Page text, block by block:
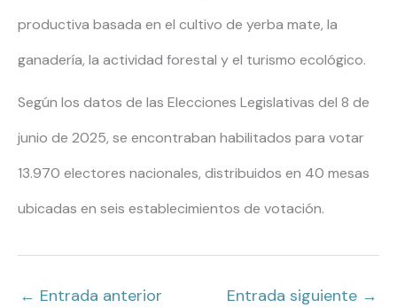
productiva basada en el cultivo de yerba mate, la
ganadería, la actividad forestal y el turismo ecológico.
Según los datos de las Elecciones Legislativas del 8 de
junio de 2025, se encontraban habilitados para votar
13.970 electores nacionales, distribuidos en 40 mesas
ubicadas en seis establecimientos de votación.
← Entrada anterior Entrada siguiente →